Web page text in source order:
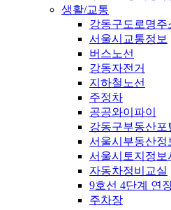
생활/교통
강동구도로명주
서울시교통정보
버스노선
강동자전거
지하철노선
주정차
공공와이파이
강동구부동산포
서울시부동산정
서울시토지정보
자동차정비교실
9호선 4단계 연
주차장